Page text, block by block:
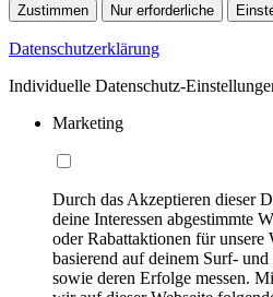
Zustimmen Nur erforderliche
Datenschutzerklärung
Individuelle Datenschutz-
Marketing
Durch das Akzeptieren dieser
deine Interessen abgestimmte
oder Rabattaktionen für unsere
basierend auf deinem Surf-
sowie deren Erfolge messen.